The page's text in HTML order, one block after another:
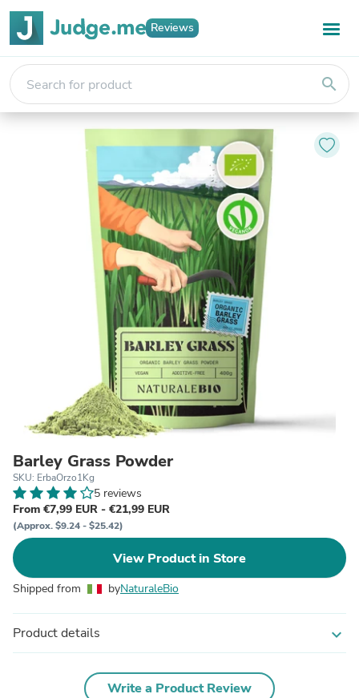
Reviews
search
Barley Grass Powder
SKU: ErbaOrzo1Kg
5 reviews
From €7,99 EUR - €21,99 EUR
(Approx. $9.24 - $25.42)
View Product in Store
Shipped from byNaturaleBio
Product details expand_more
Write a Product Review